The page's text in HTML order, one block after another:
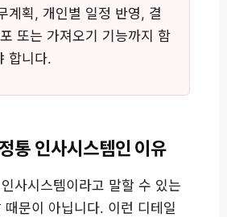
계획, 개인별 일정 반영, 결
또는 가져오기 기능까지 함
합니다.
통 인사시스템인 이유
사시스템이라고 말할 수 있는
때문이 아닙니다. 이런 디테일